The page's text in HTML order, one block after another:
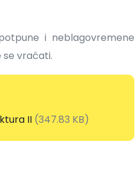
i neblagovremene
se vraćati.
II (347.83 KB)